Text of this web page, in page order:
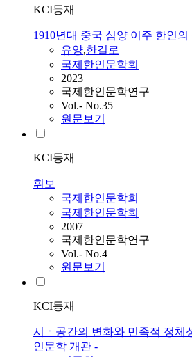
KCI등재
1910년대 중국 심양 이주 한인
유양,한길로
국제한인문학회
2023
국제한인문학연구
Vol.- No.35
원문보기
KCI등재
휘보
국제한인문학회
국제한인문학회
2007
국제한인문학연구
Vol.- No.4
원문보기
KCI등재
시ㆍ공간의 변화와 민족적 정체
인문학 개관 -